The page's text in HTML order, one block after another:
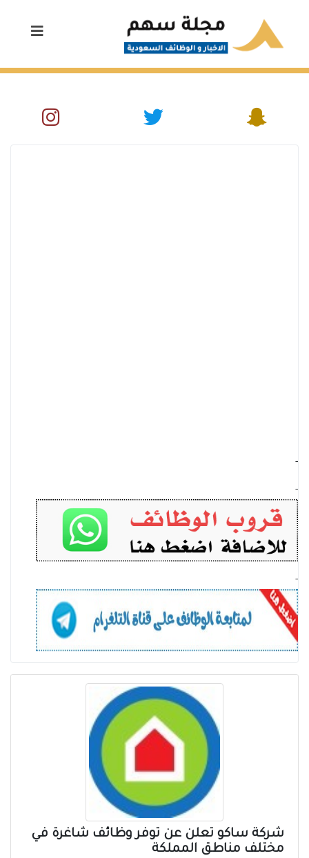
-
-
-
شركة ساكو تعلن عن توفر وظائف شاغرة في
مختلف مناطق المملكة